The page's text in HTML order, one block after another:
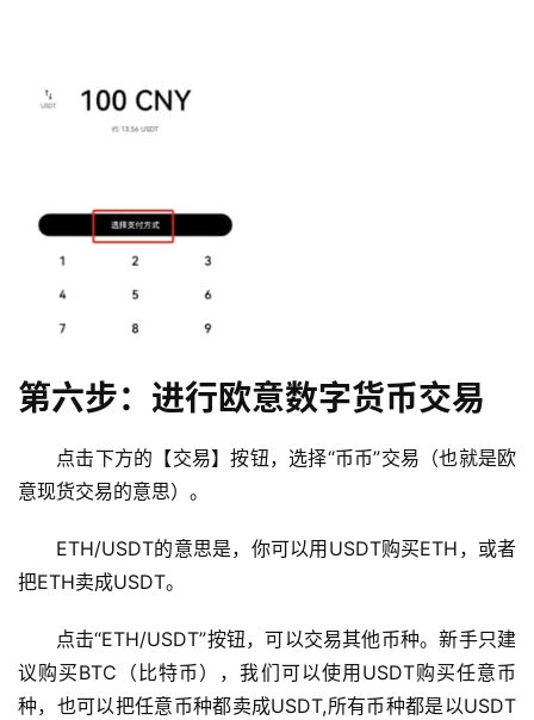
行
析
圈
问
题
第六步：进行欧意数字货币交易
点击下方的【交易】按钮，选择“币币”交易（也就是欧
意现货交易的意思）。
ETH/USDT的意思是，你可以用USDT购买ETH，或者
把ETH卖成USDT。
点击“ETH/USDT”按钮，可以交易其他币种。新手只建
议购买BTC（比特币），我们可以使用USDT购买任意币
种，也可以把任意币种都卖成USDT,所有币种都是以USDT